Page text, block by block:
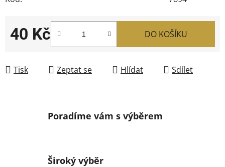
40 Kč
Měrná cena:
DO KOŠÍKU
Tisk Zeptat se Hlídat Sdílet
Poradíme vám s výběrem
Široký výběr